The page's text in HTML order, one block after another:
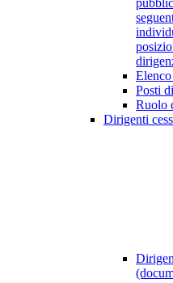
Posti
Ruolo
Dirigenti